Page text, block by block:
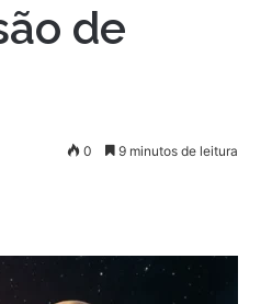
de
0 9 minutos de leitura